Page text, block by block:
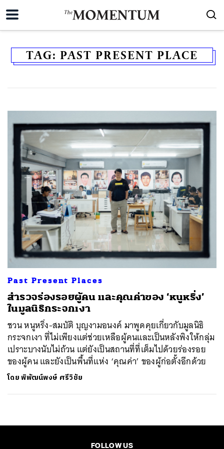
TAG: PAST PRESENT PLACE
Past Present Places
สำรวจร่องรอยผู้คน และคุณค่าของ ‘หนูหริ่ง’
ในมูลนิธิกระจกเงา
ชวน หนูหริ่ง-สมบัติ บุญงามอนงค์ มาพูดคุยเกี่ยวกับมูลนิธิ
กระจกเงา ที่ไม่เพียงแต่ช่วยเหลือผู้คนและเป็นหลังพิงให้กลุ่ม
เปราะบางนับไม่ถ้วน แต่ยังเป็นสถานที่ที่เต็มไปด้วยร่องรอย
ของผู้คน และยังเป็นพื้นที่แห่ง ‘คุณค่า’ ของผู้ก่อตั้งอีกด้วย
โดยพิพัฒน์พงษ์ ศรีวิชัย
FOLLOW US
ค้นหา
SHARE LINE